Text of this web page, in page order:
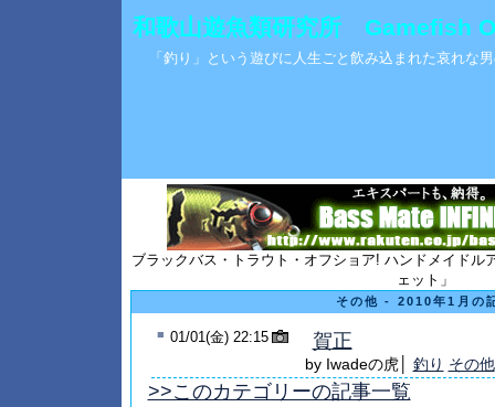
和歌山遊魚類研究所 Gamefish
「釣り」という遊びに人生ごと飲み込まれた哀れな
ブラックバス・トラウト・オフショア! ハンドメイドル
ェット」
その他 - 2010年1月の
■ 01/01(金) 22:15 賀正
by Iwadeの虎│ 釣り その他
>>このカテゴリーの記事一覧